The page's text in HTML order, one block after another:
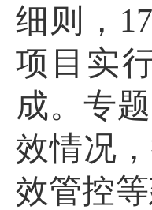
细则， 17
项目实
成。专
效情况
效管控